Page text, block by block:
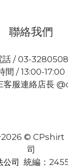
聯絡我們
話 / 03-3280508
間 / 13:00-17:00
客服連絡店長
© CPshirt
司
公司 統編：